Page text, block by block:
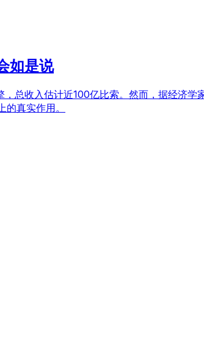
如是说
总收入估计近100亿比索。然而，据经济
真实作用。